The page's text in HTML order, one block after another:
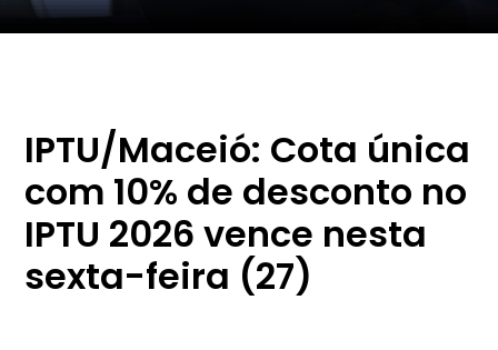
IPTU/Maceió: Cota única
com 10% de desconto no
IPTU 2026 vence nesta
sexta-feira (27)